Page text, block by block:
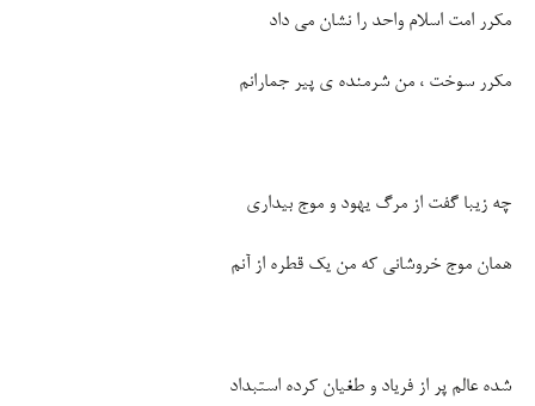
مکرر امت اسلام واحد را نشان می داد
مکرر سوخت ، من شرمنده ی پیر جمارانم
چه زیبا گفت از مرگ یهود و موج بیداری
همان موج خروشانی که من یک قطره از آنم
شده عالم پر از فریاد و طغیان کرده استبداد